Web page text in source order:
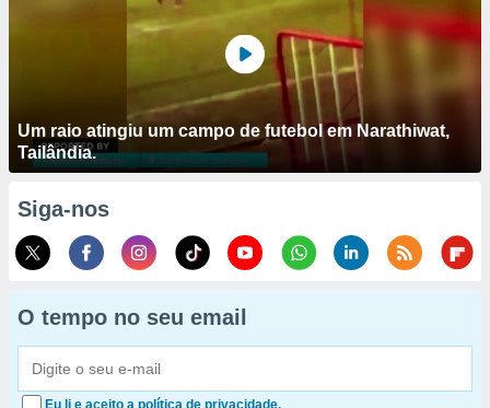
Um raio atingiu um campo de futebol em Narathiwat,
Tailândia.
Siga-nos
O tempo no seu email
Eu li e aceito a política de privacidade.